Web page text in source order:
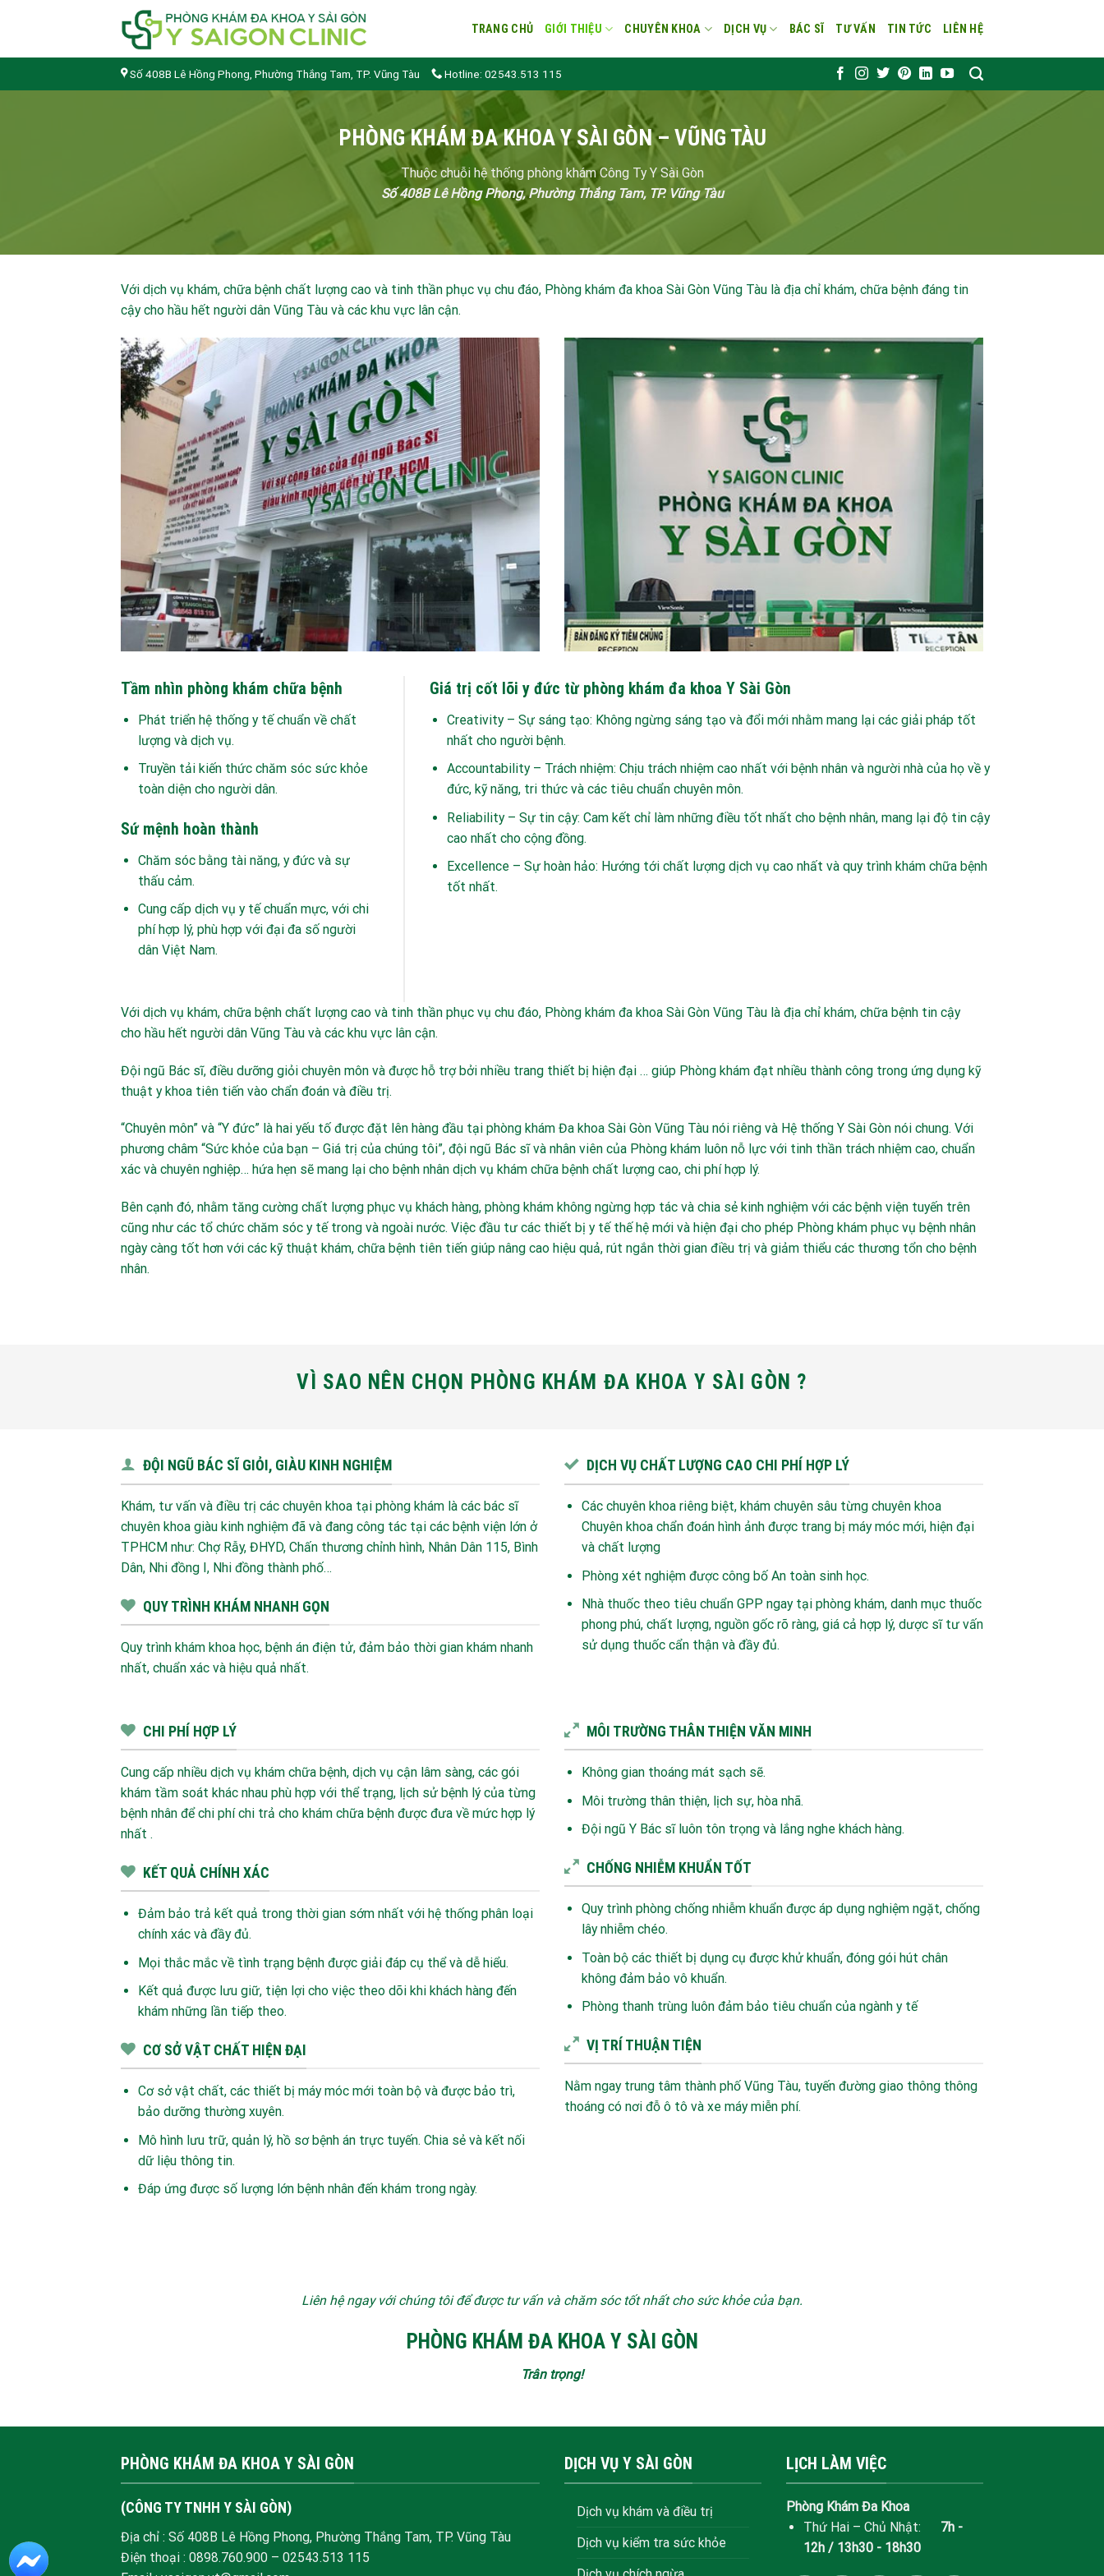
TRANG CHỦ GIỚI THIỆU CHUYÊN KHOA DỊCH VỤ BÁC SĨ TƯ VẤN TIN TỨC LIÊN HỆ
Số 408B Lê Hồng Phong, Phường Thắng Tam, TP. Vũng Tàu Hotline: 02543.513 115
PHÒNG KHÁM ĐA KHOA Y SÀI GÒN – VŨNG TÀU
Thuộc chuỗi hệ thống phòng khám Công Ty Y Sài Gòn
Số 408B Lê Hồng Phong, Phường Thắng Tam, TP. Vũng Tàu
Với dịch vụ khám, chữa bệnh chất lượng cao và tinh thần phục vụ chu đáo, Phòng khám đa khoa Sài Gòn Vũng Tàu là địa chỉ khám, chữa bệnh đáng tin
cậy cho hầu hết người dân Vũng Tàu và các khu vực lân cận.
Tầm nhìn phòng khám chữa bệnh
Phát triển hệ thống y tế chuẩn về chất
lượng và dịch vụ.
Truyền tải kiến thức chăm sóc sức khỏe
toàn diện cho người dân.
Sứ mệnh hoàn thành
Chăm sóc bằng tài năng, y đức và sự
thấu cảm.
Cung cấp dịch vụ y tế chuẩn mực, với chi
phí hợp lý, phù hợp với đại đa số người
dân Việt Nam.
Giá trị cốt lõi y đức từ phòng khám đa khoa Y Sài Gòn
Creativity – Sự sáng tạo: Không ngừng sáng tạo và đổi mới nhằm mang lại các giải pháp tốt
nhất cho người bệnh.
Accountability – Trách nhiệm: Chịu trách nhiệm cao nhất với bệnh nhân và người nhà của họ về y
đức, kỹ năng, tri thức và các tiêu chuẩn chuyên môn.
Reliability – Sự tin cậy: Cam kết chỉ làm những điều tốt nhất cho bệnh nhân, mang lại độ tin cậy
cao nhất cho cộng đồng.
Excellence – Sự hoàn hảo: Hướng tới chất lượng dịch vụ cao nhất và quy trình khám chữa bệnh
tốt nhất.
Với dịch vụ khám, chữa bệnh chất lượng cao và tinh thần phục vụ chu đáo, Phòng khám đa khoa Sài Gòn Vũng Tàu là địa chỉ khám, chữa bệnh tin cậy
cho hầu hết người dân Vũng Tàu và các khu vực lân cận.
Đội ngũ Bác sĩ, điều dưỡng giỏi chuyên môn và được hỗ trợ bởi nhiều trang thiết bị hiện đại … giúp Phòng khám đạt nhiều thành công trong ứng dụng kỹ
thuật y khoa tiên tiến vào chẩn đoán và điều trị.
“Chuyên môn” và “Y đức” là hai yếu tố được đặt lên hàng đầu tại phòng khám Đa khoa Sài Gòn Vũng Tàu nói riêng và Hệ thống Y Sài Gòn nói chung. Với
phương châm “Sức khỏe của bạn – Giá trị của chúng tôi”, đội ngũ Bác sĩ và nhân viên của Phòng khám luôn nỗ lực với tinh thần trách nhiệm cao, chuẩn
xác và chuyên nghiệp… hứa hẹn sẽ mang lại cho bệnh nhân dịch vụ khám chữa bệnh chất lượng cao, chi phí hợp lý.
Bên cạnh đó, nhằm tăng cường chất lượng phục vụ khách hàng, phòng khám không ngừng hợp tác và chia sẻ kinh nghiệm với các bệnh viện tuyến trên
cũng như các tổ chức chăm sóc y tế trong và ngoài nước. Việc đầu tư các thiết bị y tế thế hệ mới và hiện đại cho phép Phòng khám phục vụ bệnh nhân
ngày càng tốt hơn với các kỹ thuật khám, chữa bệnh tiên tiến giúp nâng cao hiệu quả, rút ngắn thời gian điều trị và giảm thiểu các thương tổn cho bệnh
nhân.
VÌ SAO NÊN CHỌN PHÒNG KHÁM ĐA KHOA Y SÀI GÒN ?
ĐỘI NGŨ BÁC SĨ GIỎI, GIÀU KINH NGHIỆM
Khám, tư vấn và điều trị các chuyên khoa tại phòng khám là các bác sĩ
chuyên khoa giàu kinh nghiệm đã và đang công tác tại các bệnh viện lớn ở
TPHCM như: Chợ Rẫy, ĐHYD, Chấn thương chỉnh hình, Nhân Dân 115, Bình
Dân, Nhi đồng I, Nhi đồng thành phố…
QUY TRÌNH KHÁM NHANH GỌN
Quy trình khám khoa học, bệnh án điện tử, đảm bảo thời gian khám nhanh
nhất, chuẩn xác và hiệu quả nhất.
DỊCH VỤ CHẤT LƯỢNG CAO CHI PHÍ HỢP LÝ
Các chuyên khoa riêng biệt, khám chuyên sâu từng chuyên khoa
Chuyên khoa chẩn đoán hình ảnh được trang bị máy móc mới, hiện đại
và chất lượng
Phòng xét nghiệm được công bố An toàn sinh học.
Nhà thuốc theo tiêu chuẩn GPP ngay tại phòng khám, danh mục thuốc
phong phú, chất lượng, nguồn gốc rõ ràng, giá cả hợp lý, dược sĩ tư vấn
sử dụng thuốc cẩn thận và đầy đủ.
CHI PHÍ HỢP LÝ
Cung cấp nhiều dịch vụ khám chữa bệnh, dịch vụ cận lâm sàng, các gói
khám tầm soát khác nhau phù hợp với thể trạng, lịch sử bệnh lý của từng
bệnh nhân để chi phí chi trả cho khám chữa bệnh được đưa về mức hợp lý
nhất .
KẾT QUẢ CHÍNH XÁC
Đảm bảo trả kết quả trong thời gian sớm nhất với hệ thống phân loại
chính xác và đầy đủ.
Mọi thắc mắc về tình trạng bệnh được giải đáp cụ thể và dễ hiểu.
Kết quả được lưu giữ, tiện lợi cho việc theo dõi khi khách hàng đến
khám những lần tiếp theo.
CƠ SỞ VẬT CHẤT HIỆN ĐẠI
Cơ sở vật chất, các thiết bị máy móc mới toàn bộ và được bảo trì,
bảo dưỡng thường xuyên.
Mô hình lưu trữ, quản lý, hồ sơ bệnh án trực tuyến. Chia sẻ và kết nối
dữ liệu thông tin.
Đáp ứng được số lượng lớn bệnh nhân đến khám trong ngày.
MÔI TRƯỜNG THÂN THIỆN VĂN MINH
Không gian thoáng mát sạch sẽ.
Môi trường thân thiện, lịch sự, hòa nhã.
Đội ngũ Y Bác sĩ luôn tôn trọng và lắng nghe khách hàng.
CHỐNG NHIỄM KHUẨN TỐT
Quy trình phòng chống nhiễm khuẩn được áp dụng nghiệm ngặt, chống
lây nhiễm chéo.
Toàn bộ các thiết bị dụng cụ được khử khuẩn, đóng gói hút chân
không đảm bảo vô khuẩn.
Phòng thanh trùng luôn đảm bảo tiêu chuẩn của ngành y tế
VỊ TRÍ THUẬN TIỆN
Nằm ngay trung tâm thành phố Vũng Tàu, tuyến đường giao thông thông
thoáng có nơi đỗ ô tô và xe máy miễn phí.
Liên hệ ngay với chúng tôi để được tư vấn và chăm sóc tốt nhất cho sức khỏe của bạn.
PHÒNG KHÁM ĐA KHOA Y SÀI GÒN
Trân trọng!
PHÒNG KHÁM ĐA KHOA Y SÀI GÒN
(CÔNG TY TNHH Y SÀI GÒN)
Địa chỉ : Số 408B Lê Hồng Phong, Phường Thắng Tam, TP. Vũng Tàu
Điện thoại : 0898.760.900 – 02543.513 115
DỊCH VỤ Y SÀI GÒN
Dịch vụ khám và điều trị
Dịch vụ kiểm tra sức khỏe
LỊCH LÀM VIỆC
Phòng Khám Đa Khoa
Thứ Hai – Chủ Nhật: 7h -
12h / 13h30 - 18h30